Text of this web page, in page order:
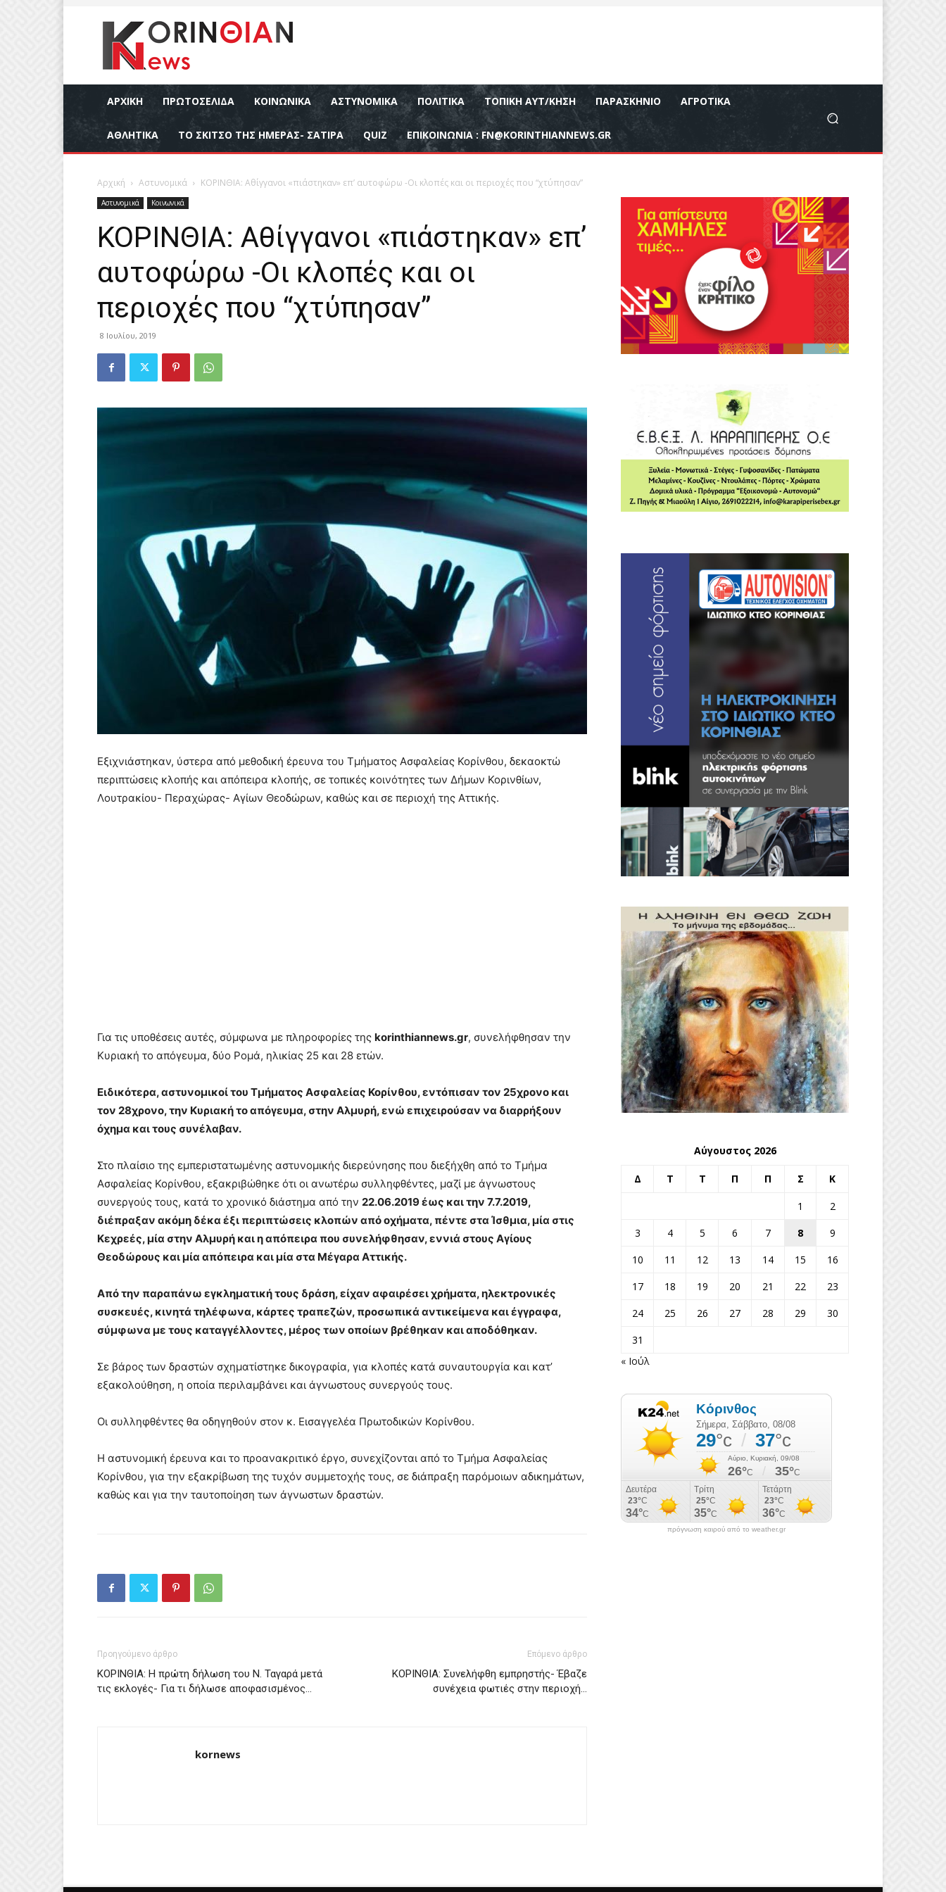
ΑΡΧΙΚΉ ΠΡΩΤΟΣΕΛΙΔΑ ΚΟΙΝΩΝΙΚΆ ΑΣΤΥΝΟΜΙΚΆ ΠΟΛΙΤΙΚΆ ΤΟΠΙΚΉ ΑΥΤ/ΚΗΣΗ ΠΑΡΑΣΚΉΝΙΟ ΑΓΡΟΤΙΚΆ
ΑΘΛΗΤΙΚΆ ΤΟ ΣΚΙΤΣΟ ΤΗΣ ΗΜΕΡΑΣ- ΣΑΤΙΡΑ QUIZ ΕΠΙΚΟΙΝΩΝΊΑ : FN@KORINTHIANNEWS.GR
Αρχική Αστυνομικά ΚΟΡΙΝΘΙΑ: Αθίγγανοι «πιάστηκαν» επ’ αυτοφώρω -Οι κλοπές και οι περιοχές που “χτύπησαν”
Αστυνομικά Κοινωνικά
ΚΟΡΙΝΘΙΑ: Αθίγγανοι «πιάστηκαν» επ’
αυτοφώρω -Οι κλοπές και οι
περιοχές που “χτύπησαν”
8 Ιουλίου, 2019
Εξιχνιάστηκαν, ύστερα από μεθοδική έρευνα του Τμήματος Ασφαλείας Κορίνθου, δεκαοκτώ
περιπτώσεις κλοπής και απόπειρα κλοπής, σε τοπικές κοινότητες των Δήμων Κορινθίων,
Λουτρακίου- Περαχώρας- Αγίων Θεοδώρων, καθώς και σε περιοχή της Αττικής.
Για τις υποθέσεις αυτές, σύμφωνα με πληροφορίες της korinthiannews.gr, συνελήφθησαν την
Κυριακή το απόγευμα, δύο Ρομά, ηλικίας 25 και 28 ετών.
Ειδικότερα, αστυνομικοί του Τμήματος Ασφαλείας Κορίνθου, εντόπισαν τον 25χρονο και
τον 28χρονο, την Κυριακή το απόγευμα, στην Αλμυρή, ενώ επιχειρούσαν να διαρρήξουν
όχημα και τους συνέλαβαν.
Στο πλαίσιο της εμπεριστατωμένης αστυνομικής διερεύνησης που διεξήχθη από το Τμήμα
Ασφαλείας Κορίνθου, εξακριβώθηκε ότι οι ανωτέρω συλληφθέντες, μαζί με άγνωστους
συνεργούς τους, κατά το χρονικό διάστημα από την 22.06.2019 έως και την 7.7.2019,
διέπραξαν ακόμη δέκα έξι περιπτώσεις κλοπών από οχήματα, πέντε στα Ίσθμια, μία στις
Κεχρεές, μία στην Αλμυρή και η απόπειρα που συνελήφθησαν, εννιά στους Αγίους
Θεοδώρους και μία απόπειρα και μία στα Μέγαρα Αττικής.
Από την παραπάνω εγκληματική τους δράση, είχαν αφαιρέσει χρήματα, ηλεκτρονικές
συσκευές, κινητά τηλέφωνα, κάρτες τραπεζών, προσωπικά αντικείμενα και έγγραφα,
σύμφωνα με τους καταγγέλλοντες, μέρος των οποίων βρέθηκαν και αποδόθηκαν.
Σε βάρος των δραστών σχηματίστηκε δικογραφία, για κλοπές κατά συναυτουργία και κατ’
εξακολούθηση, η οποία περιλαμβάνει και άγνωστους συνεργούς τους.
Οι συλληφθέντες θα οδηγηθούν στον κ. Εισαγγελέα Πρωτοδικών Κορίνθου.
Η αστυνομική έρευνα και το προανακριτικό έργο, συνεχίζονται από το Τμήμα Ασφαλείας
Κορίνθου, για την εξακρίβωση της τυχόν συμμετοχής τους, σε διάπραξη παρόμοιων αδικημάτων,
καθώς και για την ταυτοποίηση των άγνωστων δραστών.
Προηγούμενο άρθρο
ΚΟΡΙΝΘΙΑ: Η πρώτη δήλωση του Ν. Ταγαρά μετά
τις εκλογές- Για τι δήλωσε αποφασισμένος…
Επόμενο άρθρο
ΚΟΡΙΝΘΙΑ: Συνελήφθη εμπρηστής- Έβαζε
συνέχεια φωτιές στην περιοχή…
kornews
Αύγουστος 2026
Δ Τ Τ Π Π Σ Κ
1
2
3
4 5 6 7 8
9
10
11 12 13 14 15
16
17
18 19 20 21 22
23
24
25 26 27 28 29
30
31
« Ιούλ
πρόγνωση καιρού από το weather.gr